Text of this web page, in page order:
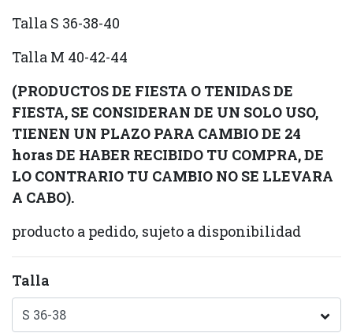
Talla S 36-38-40
Talla M 40-42-44
(PRODUCTOS DE FIESTA O TENIDAS DE
FIESTA, SE CONSIDERAN DE UN SOLO USO,
TIENEN UN PLAZO PARA CAMBIO DE 24
horas DE HABER RECIBIDO TU COMPRA, DE
LO CONTRARIO TU CAMBIO NO SE LLEVARA
A CABO).
producto a pedido, sujeto a disponibilidad
Talla